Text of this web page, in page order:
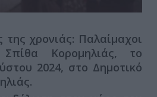
χρονιάς: Παλαίμαχοι
Κορομηλιάς, το
2024, στο Δημοτικό